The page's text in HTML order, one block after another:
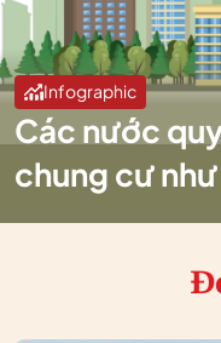
Infographic
Các nước
chung cư